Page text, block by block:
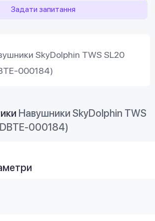
Задати запитання
SkyDolphin TWS SL20
000184)
Навушники SkyDolphin TWS
000184)